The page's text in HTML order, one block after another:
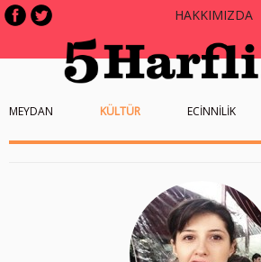
HAKKIMIZDA
MEYDAN KÜLTÜR ECİNNİLİK